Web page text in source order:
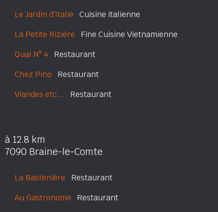
Le Jardin d'Italie Cuisine italienne
La Petite Rizière Fine Cuisine Vietnamienne
Quai N° 4 Restaurant
Chez Pino Restaurant
Viandes etc... Restaurant
à 12.8 km
7090 Braine-le-Comte
La Bastenière Restaurant
Au Gastronome Restaurant